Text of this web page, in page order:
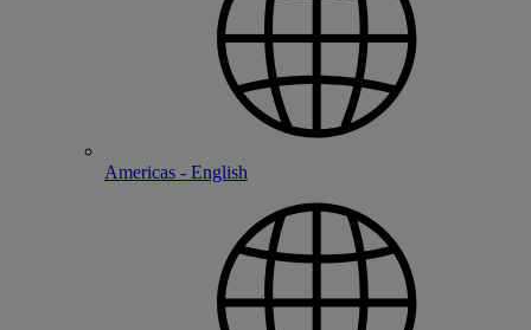
Americas - English